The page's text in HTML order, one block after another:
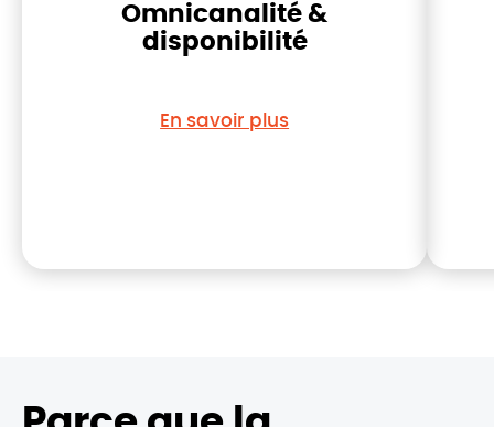
Omnicanalité &
disponibilité
En savoir plus